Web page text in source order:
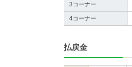
3コーナー
4コーナー
払戻金